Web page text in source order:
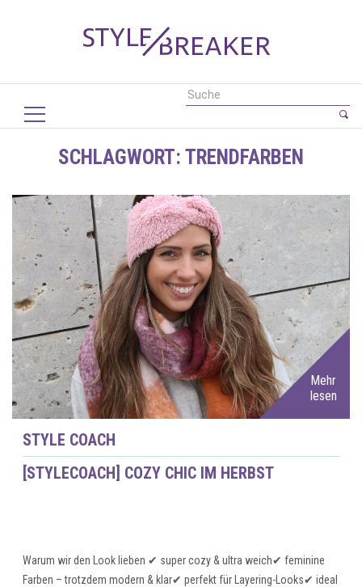
SCHLAGWORT: TRENDFARBEN
Mehr
lesen
STYLE COACH
[STYLECOACH] COZY CHIC IM HERBST
Warum wir den Look lieben ✔ super cozy & ultra weich✔ feminine
Farben – trotzdem modern & klar✔ perfekt für Layering-Looks✔ ideal